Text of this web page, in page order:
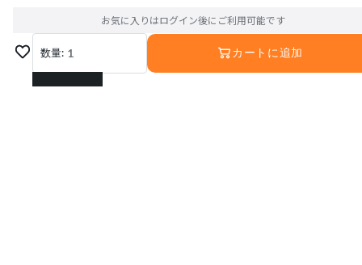
お気に入りはログイン後にご利用可能です
数量: 1
1
カートに追加